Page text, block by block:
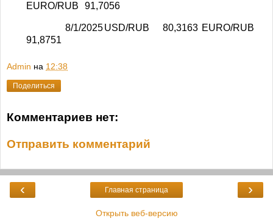
EURO/RUB
91,7056
8/1/2025USD/RUB 80,3163 EURO/RUB
91,8751
Admin на 12:38
Поделиться
Комментариев нет:
Отправить комментарий
‹ ›
Главная страница
Открыть веб-версию